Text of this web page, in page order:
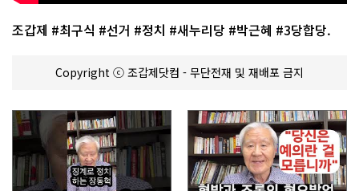
조갑제 #최구식 #선거 #정치 #새누리당 #박근혜 #3당합당.
Copyright ⓒ 조갑제닷컴 - 무단전재 및 재배포 금지